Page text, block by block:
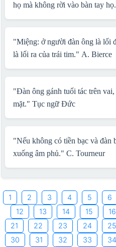
họ mà không rời vào bàn tay
"Miệng: ở người đàn ông là lối
là lối ra của trái tim." A. Bierce
"Đàn ông gánh tuổi tác trên vai,
mặt." Tục ngữ Đức
"Nếu không có tiền bạc và đàn
xuống âm phủ." C. Tourneur
1 2 3 4 5 6
12
13 14 15 16
21
22 23 24 25
30
31 32 33 34